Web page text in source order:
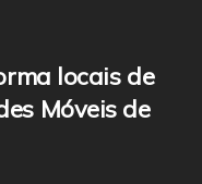
locais de
Móveis de